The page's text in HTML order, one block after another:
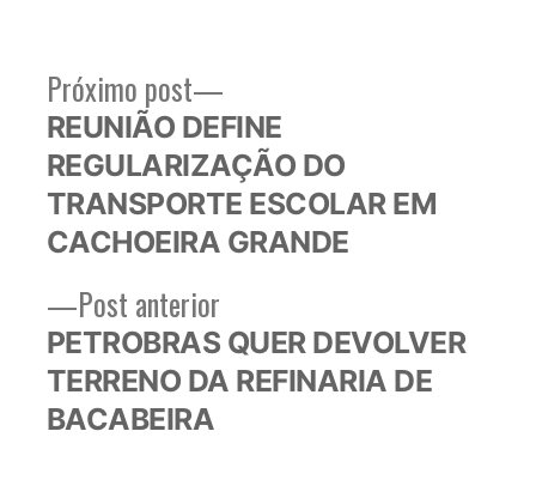
Navegação
de
Post
Post anteriorPost
anterior:
PETROBRAS QUER DEVOLVER
TERRENO DA REFINARIA DE
BACABEIRA
Próximo post
Próximo
post:
REUNIÃO DEFINE
REGULARIZAÇÃO DO
TRANSPORTE ESCOLAR EM
CACHOEIRA GRANDE